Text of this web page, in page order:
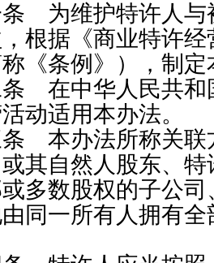
为维护特许人与
根据《商业特许
称《条例》），制
在中华人民共和
动适用本办法。
本办法所称关联
其自然人股东、
多数股权的子公
同一所有人拥有